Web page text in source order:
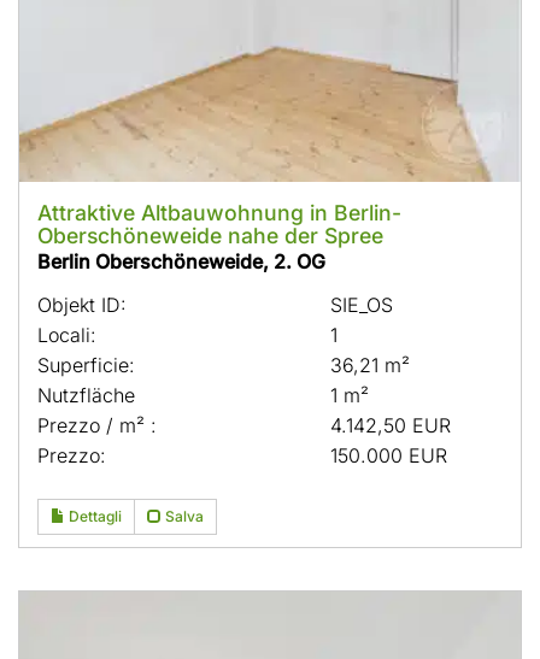
Attraktive Altbauwohnung in Berlin-
Oberschöneweide nahe der Spree
Berlin Oberschöneweide, 2. OG
Objekt ID:
SIE_OS
Locali:
1
Superficie:
36,21 m²
Nutzfläche
1 m²
Prezzo / m² :
4.142,50 EUR
Prezzo:
150.000 EUR
Dettagli Salva